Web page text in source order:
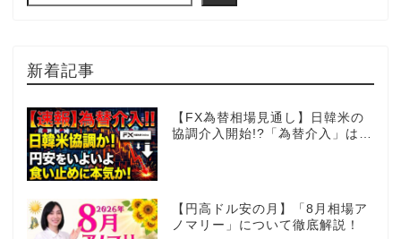
新着記事
【FX為替相場見通し】日韓米の
協調介入開始!?「為替介入」はコ
【円高ドル安の月】「8月相場ア
ノマリー」について徹底解説！